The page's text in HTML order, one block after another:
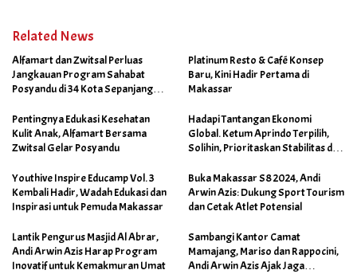
Related News
Alfamart dan Zwitsal Perluas
Jangkauan Program Sahabat
Posyandu di 34 Kota Sepanjang
Platinum Resto & Café Konsep
Baru, Kini Hadir Pertama di
Makassar
Pentingnya Edukasi Kesehatan
Kulit Anak, Alfamart Bersama
Zwitsal Gelar Posyandu
Hadapi Tantangan Ekonomi
Global. Ketum Aprindo Terpilih,
Solihin, Prioritaskan Stabilitas dan
Youthive Inspire Educamp Vol. 3
Kembali Hadir, Wadah Edukasi dan
Inspirasi untuk Pemuda Makassar
Buka Makassar S8 2024, Andi
Arwin Azis: Dukung Sport Tourism
dan Cetak Atlet Potensial
Lantik Pengurus Masjid Al Abrar,
Andi Arwin Azis Harap Program
Inovatif untuk Kemakmuran Umat
Sambangi Kantor Camat
Mamajang, Mariso dan Rappocini,
Andi Arwin Azis Ajak Jaga